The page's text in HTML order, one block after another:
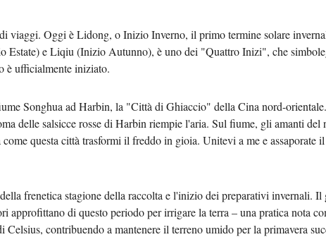
viaggi. Oggi è Lidong, o Inizio Inverno, il primo termine solare
e Liqiu (Inizio Autunno), è uno dei "Quattro Inizi", che
è ufficialmente iniziato.
Songhua ad Harbin, la "Città di Ghiaccio" della Cina nord-
delle salsicce rosse di Harbin riempie l'aria. Sul fiume, gli amanti
questa città trasformi il freddo in gioia. Unitevi a me e assaporate
frenetica stagione della raccolta e l'inizio dei preparativi invernali. Il
approfittano di questo periodo per irrigare la terra – una pratica nota
Celsius, contribuendo a mantenere il terreno umido per la primavera